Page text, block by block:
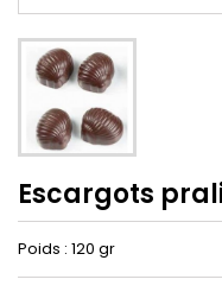
Escargots
Poids : 120 gr